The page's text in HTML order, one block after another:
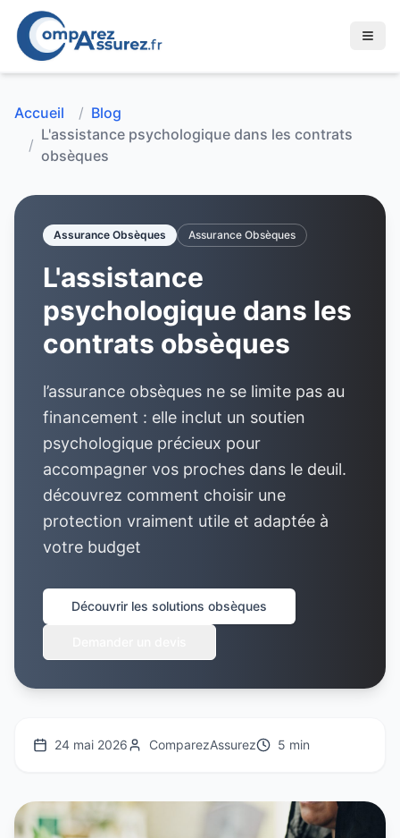
Accueil / Blog
/
L'assistance psychologique dans les contrats
obsèques
Assurance Obsèques Assurance Obsèques
L'assistance
psychologique dans les
contrats obsèques
l’assurance obsèques ne se limite pas au
financement : elle inclut un soutien
psychologique précieux pour
accompagner vos proches dans le deuil.
découvrez comment choisir une
protection vraiment utile et adaptée à
votre budget
Découvrir les solutions obsèques
24 mai 2026 ComparezAssurez 5 min